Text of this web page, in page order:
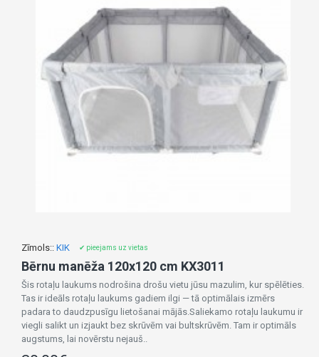
Zīmols:: KIK ✔ pieejams uz vietas
Bērnu manēža 120x120 cm KX3011
Šis rotaļu laukums nodrošina drošu vietu jūsu mazulim, kur spēlēties.
Tas ir ideāls rotaļu laukums gadiem ilgi — tā optimālais izmērs
padara to daudzpusīgu lietošanai mājās.Saliekamo rotaļu laukumu ir
viegli salikt un izjaukt bez skrūvēm vai bultskrūvēm. Tam ir optimāls
augstums, lai novērstu nejauš..